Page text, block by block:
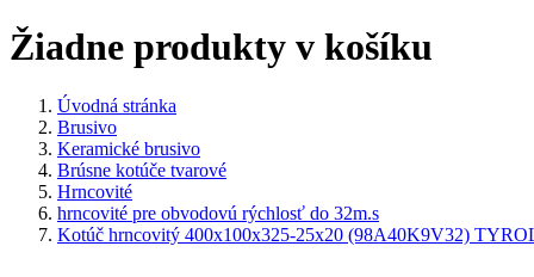
Žiadne produkty v košíku
Úvodná stránka
Brusivo
Keramické brusivo
Brúsne kotúče tvarové
Hrncovité
hrncovité pre obvodovú rýchlosť do 32m.s
Kotúč hrncovitý 400x100x325-25x20 (98A40K9V32)